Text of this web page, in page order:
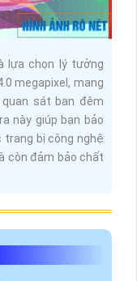
lựa chọn lý tưởng
megapixel, mang
sát ban đêm
này giúp bạn bảo
bị công nghệ
còn đảm bảo chất